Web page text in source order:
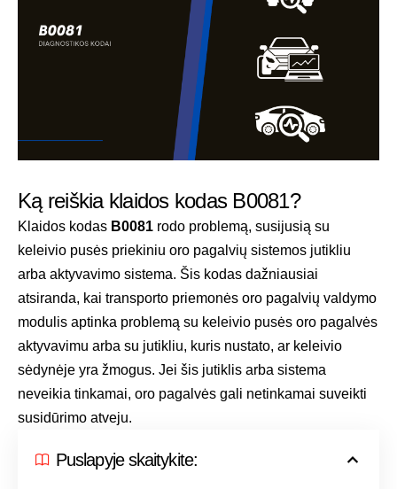
Ką reiškia klaidos kodas B0081?
Klaidos kodas B0081 rodo problemą, susijusią su
keleivio pusės priekiniu oro pagalvių sistemos jutikliu
arba aktyvavimo sistema. Šis kodas dažniausiai
atsiranda, kai transporto priemonės oro pagalvių valdymo
modulis aptinka problemą su keleivio pusės oro pagalvės
aktyvavimu arba su jutikliu, kuris nustato, ar keleivio
sėdynėje yra žmogus. Jei šis jutiklis arba sistema
neveikia tinkamai, oro pagalvės gali netinkamai suveikti
susidūrimo atveju.
Puslapyje skaitykite: